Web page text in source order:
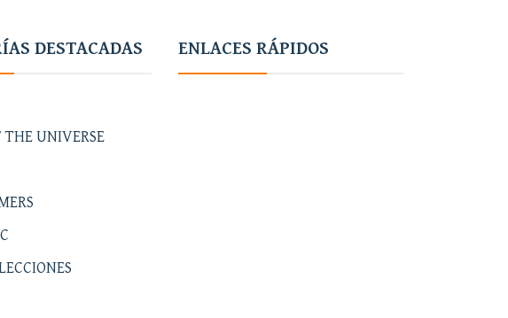
DESTACADAS
THE UNIVERSE
ENLACES RÁPIDOS